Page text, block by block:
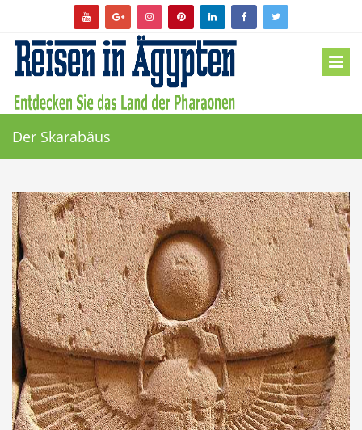
Der Skarabäus